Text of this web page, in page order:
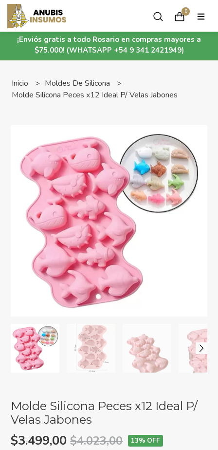
¡Enviós gratis a todo Rosario en compras mayores a
$75.000! (WHATSAPP +54 9 341 2421949)
0
Inicio
Moldes De Silicona
Molde Silicona Peces x12 Ideal P/ Velas Jabones
Molde Silicona Peces x12 Ideal P/
Velas Jabones
$3.499,00$4.023,00 13% OFF